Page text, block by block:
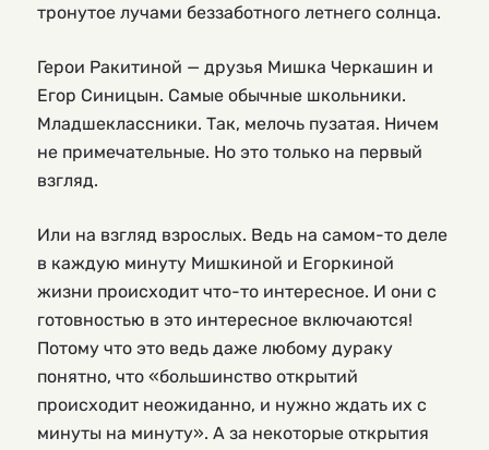
тронутое лучами беззаботного летнего солнца.
Герои Ракитиной — друзья Мишка Черкашин и
Егор Синицын. Самые обычные школьники.
Младшеклассники. Так, мелочь пузатая. Ничем
не примечательные. Но это только на первый
взгляд.
Или на взгляд взрослых. Ведь на самом-то деле
в каждую минуту Мишкиной и Егоркиной
жизни происходит что-то интересное. И они с
готовностью в это интересное включаются!
Потому что это ведь даже любому дураку
понятно, что «большинство открытий
происходит неожиданно, и нужно ждать их с
минуты на минуту». А за некоторые открытия